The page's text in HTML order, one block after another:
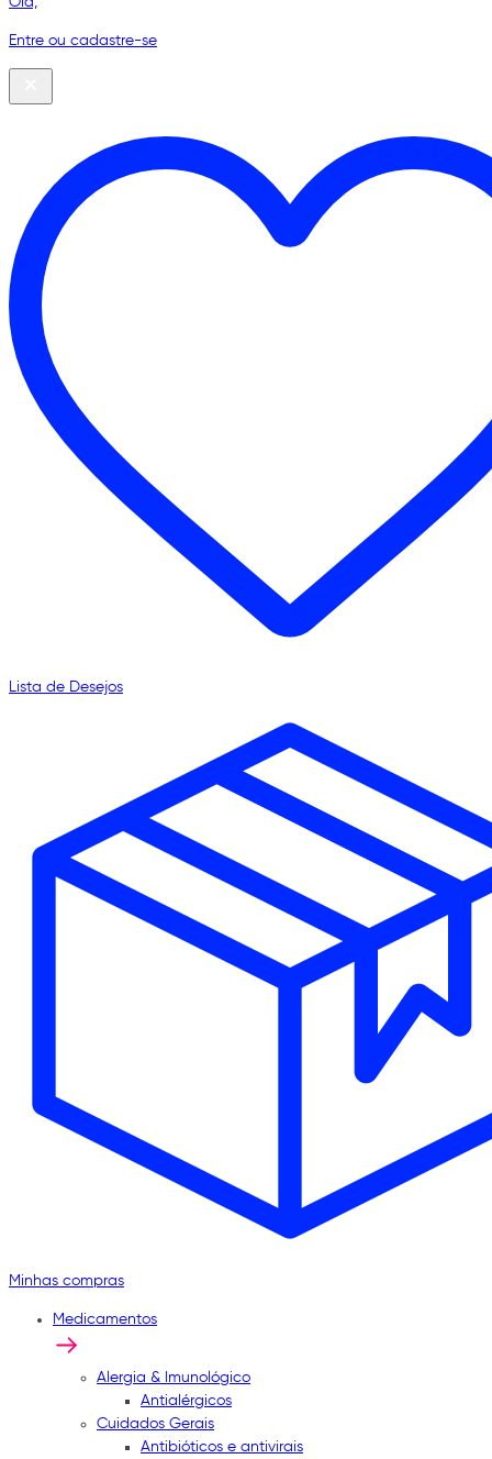
Entre ou cadastre-se
Lista de Desejos
Minhas compras
Medicamentos
Alergia & Imunológico
Antialérgicos
Cuidados Gerais
Antibióticos e antivirais